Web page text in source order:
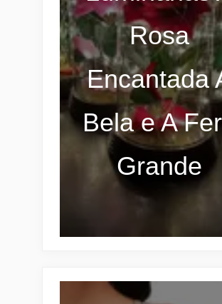
Rosa
Encantada
Bela e A
Grande